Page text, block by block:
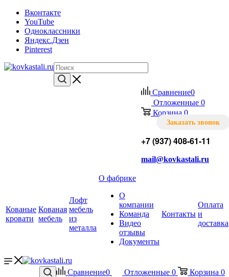
Вконтакте
YouTube
Одноклассники
Яндекс.Дзен
Pinterest
Сравнение0
Отложенные 0
Корзина 0
Заказать звонок
+7 (937) 408-61-11
mail@kovkastali.ru
Кованые
кровати
Кованая
мебель
Лофт
мебель
из
металла
О фабрике
О
компании
Команда
Видео
отзывы
Документы
Контакты
Оплата
и
доставка
Сравнение0 Отложенные 0 Корзина 0